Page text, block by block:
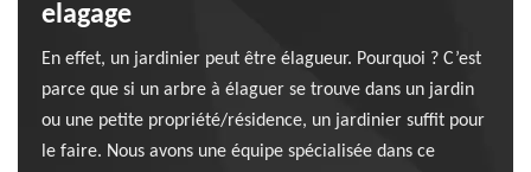
elagage
En effet, un jardinier peut être élagueur. Pourquoi ? C’est
parce que si un arbre à élaguer se trouve dans un jardin
ou une petite propriété/résidence, un jardinier suffit pour
le faire. Nous avons une équipe spécialisée dans ce